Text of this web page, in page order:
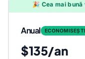
🎉 Cea mai
Anual
$135/an